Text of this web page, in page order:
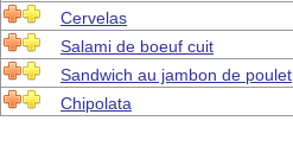
Cervelas
Salami de boeuf cuit
Sandwich au jambon de poulet
Chipolata